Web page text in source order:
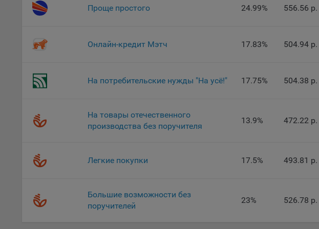
это разрешено в настройках
Общество может
пользователь посетит
рекламу Общества на
запоминают, с помощью
Общества. С помощью данной
Сроки хранения
использования
потребоваться совершать
Проще простого 24.99% 556.56 р.
Онлайн-кредит Мэтч 17.83% 504.94 р.
На потребительские нужды "На усё!" 17.75% 504.38 р.
На товары отечественного
производства без поручителя
13.9% 472.22 р.
Легкие покупки 17.5% 493.81 р.
Большие возможности без
поручителей
23% 526.78 р.